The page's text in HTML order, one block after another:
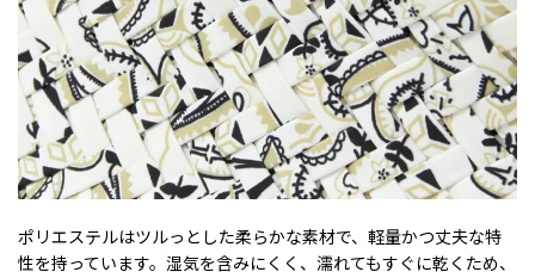
ポリエステルはツルっとした柔らかな素材で、軽量かつ丈夫な特
性を持っています。湿気を含みにくく、濡れてもすぐに乾くため、